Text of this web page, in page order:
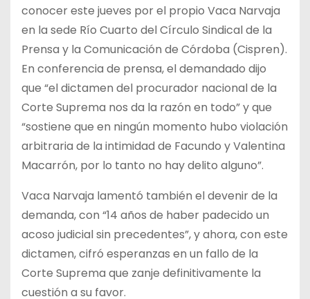
conocer este jueves por el propio Vaca Narvaja
en la sede Río Cuarto del Círculo Sindical de la
Prensa y la Comunicación de Córdoba (Cispren).
En conferencia de prensa, el demandado dijo
que “el dictamen del procurador nacional de la
Corte Suprema nos da la razón en todo” y que
“sostiene que en ningún momento hubo violación
arbitraria de la intimidad de Facundo y Valentina
Macarrón, por lo tanto no hay delito alguno”.
Vaca Narvaja lamentó también el devenir de la
demanda, con “14 años de haber padecido un
acoso judicial sin precedentes”, y ahora, con este
dictamen, cifró esperanzas en un fallo de la
Corte Suprema que zanje definitivamente la
cuestión a su favor.